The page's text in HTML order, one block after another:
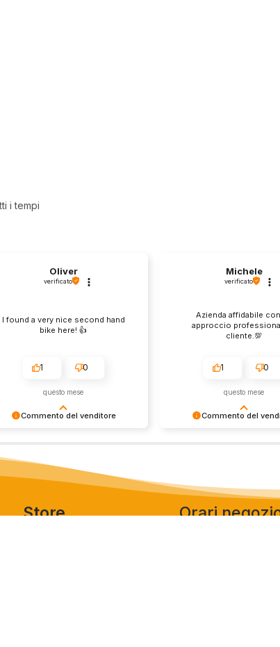
i tempi
Commento del venditore
Apprezziamo il tempo e lo
che metti nel condividere la
esperienza con noi. Ci vediamo
Oliver
verificato
I found a very nice second hand
bike here! 👍️
1 0
questo mese
Commento del
come te. Saluti, personale
Michele
verificato
Azienda affidabile
approccio
cliente.💯
1 0
questo mese
Store Orari